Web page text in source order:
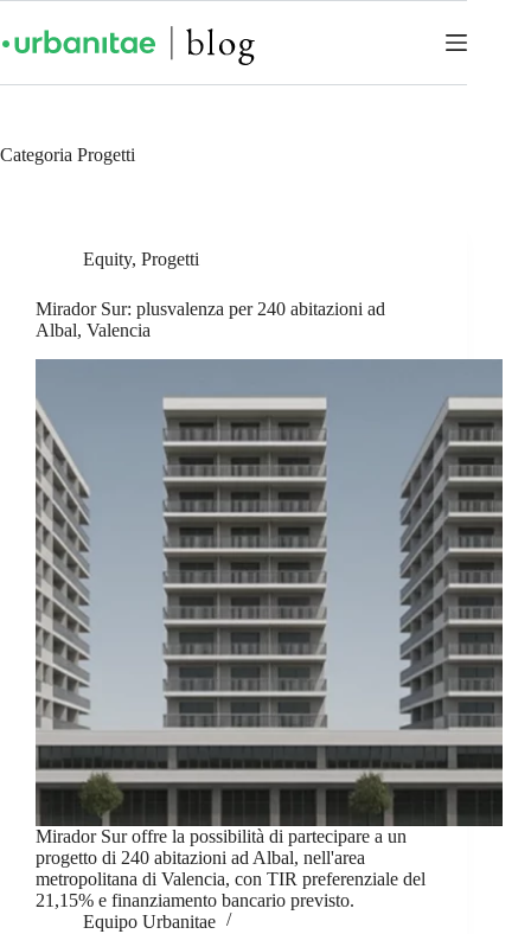
Categoria Progetti
Equity, Progetti
Mirador Sur: plusvalenza per 240 abitazioni ad
Albal, Valencia
Mirador Sur offre la possibilità di partecipare a un
progetto di 240 abitazioni ad Albal, nell'area
metropolitana di Valencia, con TIR preferenziale del
21,15% e finanziamento bancario previsto.
Equipo Urbanitae